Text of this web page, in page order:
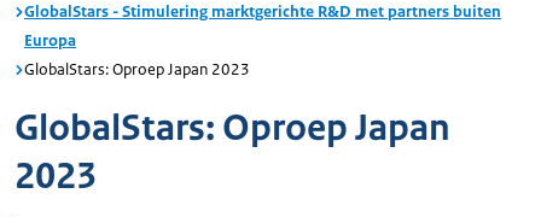
GlobalStars - Stimulering marktgerichte R&D met partners buiten
Europa
GlobalStars: Oproep Japan 2023
GlobalStars: Oproep Japan
2023